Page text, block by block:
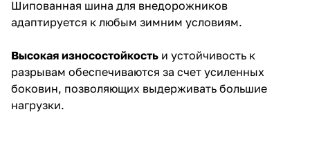
Шипованная шина для внедорожников
адаптируется к любым зимним условиям.
Высокая износостойкость и устойчивость к
разрывам обеспечиваются за счет усиленных
боковин, позволяющих выдерживать большие
нагрузки.